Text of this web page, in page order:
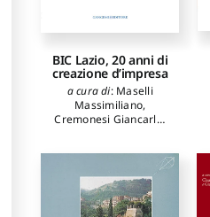
BIC Lazio, 20 anni di
creazione d’impresa
a cura di: Maselli
Massimiliano,
Cremonesi Giancarlo,
Silvano,Turi Stefano
Vanrie Philippe
autori:Campitelli Luigi